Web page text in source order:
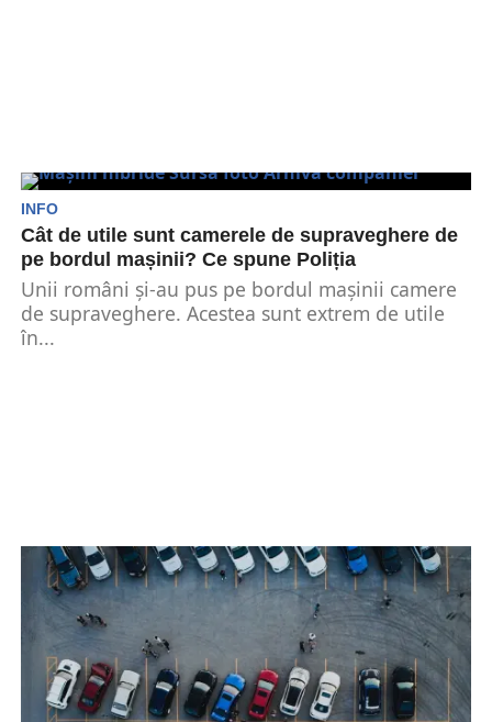
INFO
Cât de utile sunt camerele de supraveghere de
pe bordul mașinii? Ce spune Poliția
Unii români și-au pus pe bordul mașinii camere
de supraveghere. Acestea sunt extrem de utile
în...